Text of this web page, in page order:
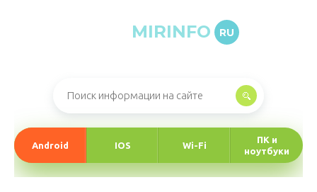
MIRINFO RU
Android IOS Wi-Fi
ПК и
ноутбуки